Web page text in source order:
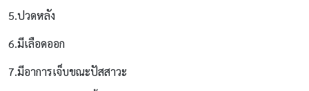
5.ปวดหลัง
6.มีเลือดออก
7.มีอาการเจ็บขณะปัสสาวะ